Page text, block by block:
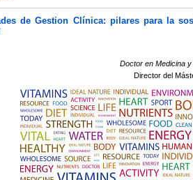
de Gestion Clínica: pilares para la
Doctor en Medicina
Director del